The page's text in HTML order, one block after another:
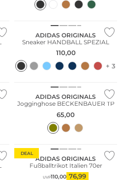
ADIDAS ORIGINALS
Sneaker HANDBALL SPEZIAL
110,00
+ 3
ADIDAS ORIGINALS
Jogginghose BECKENBAUER TP
65,00
DEAL
ADIDAS ORIGINALS
Fußballtrikot Italien 70er
UVP110,00 76,99